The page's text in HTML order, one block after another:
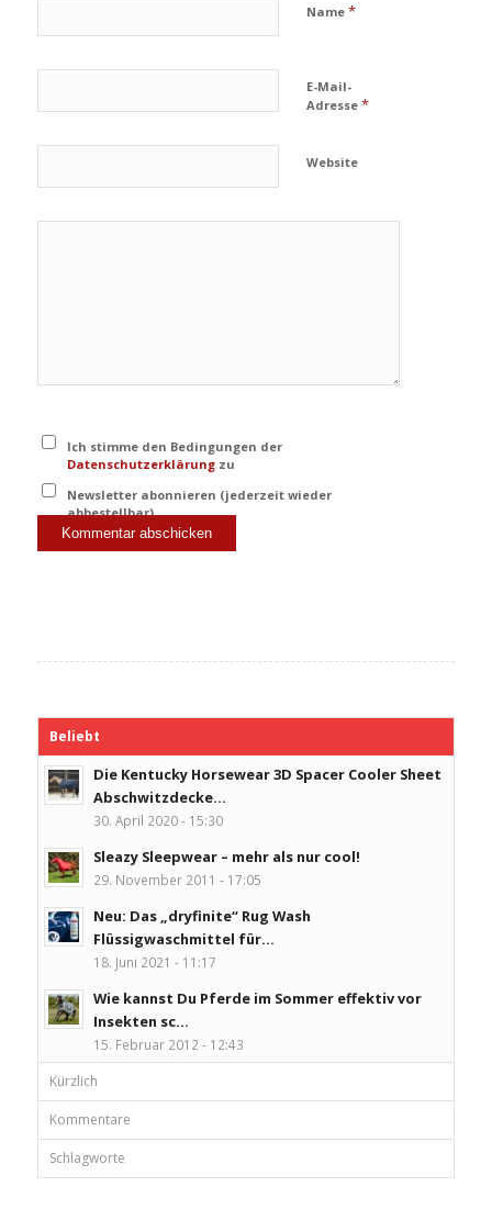
Name *
E-Mail-
Adresse *
Website
Ich stimme den Bedingungen der
Datenschutzerklärung zu
Newsletter abonnieren (jederzeit wieder
abbestellbar)
Beliebt
Die Kentucky Horsewear 3D Spacer Cooler Sheet
Abschwitzdecke...
30. April 2020 - 15:30
Sleazy Sleepwear – mehr als nur cool!
29. November 2011 - 17:05
Neu: Das „dryfinite“ Rug Wash
Flüssigwaschmittel für...
18. Juni 2021 - 11:17
Wie kannst Du Pferde im Sommer effektiv vor
Insekten sc...
15. Februar 2012 - 12:43
Kürzlich
Kommentare
Schlagworte